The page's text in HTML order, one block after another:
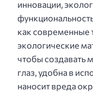
инновации,
как современные
экологические
чтобы создавать
глаз, удобна в
наносит вреда